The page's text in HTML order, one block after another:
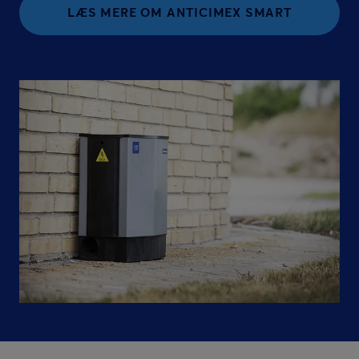
LÆS MERE OM ANTICIMEX SMART